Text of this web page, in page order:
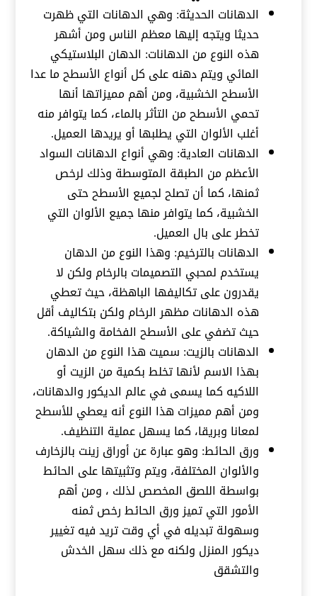
الدهانات الحديثة: وهي الدهانات التي ظهرت
حديثا ويتجه إليها معظم الناس ومن أشهر
هذه النوع من الدهانات: الدهان البلاستيكي
المائي ويتم دهنه على كل أنواع الأسطح ما عدا
الأسطح الخشبية، ومن أهم مميزاتها أنها
تحمي الأسطح من التأثر بالماء، كما يتوافر منه
أغلب الألوان التي يطلبها أو يريدها العميل.
الدهانات العادية: وهي أنواع الدهانات السواد
الأعظم من الطبقة المتوسطة وذلك لرخص
ثمنها، كما أن تصلح لجميع الأسطح حتى
الخشبية، كما يتوافر منها جميع الألوان التي
تخطر على بال العميل.
الدهانات بالترخيم: وهذا النوع من الدهان
يستخدم لمحبي التصميمات بالرخام ولكن لا
يقدرون على تكاليفها الباهظة، حيث تعطي
هذه الدهانات مظهر الرخام ولكن بتكاليف أقل
حيث تضفي على الأسطح الفخامة والشياكة.
الدهانات بالزيت: سميت هذا النوع من الدهان
بهذا الاسم لأنها تخلط بكمية من الزيت أو
اللاكيه كما يسمى في عالم الديكور والدهانات،
ومن أهم مميزات هذا النوع أنه يعطي للأسطح
لمعانا وبريقا، كما يسهل عملية التنظيف.
ورق الحائط: وهو عبارة عن أوراق زينت بالزخارف
والألوان المختلفة، ويتم وتثبيتها على الحائط
بواسطة اللصق المخصص لذلك ، ومن أهم
الأمور التي تميز ورق الحائط رخص ثمنه
وسهولة تبديله في أي وقت تريد فيه تغيير
ديكور المنزل ولكنه مع ذلك سهل الخدش
والتشقق